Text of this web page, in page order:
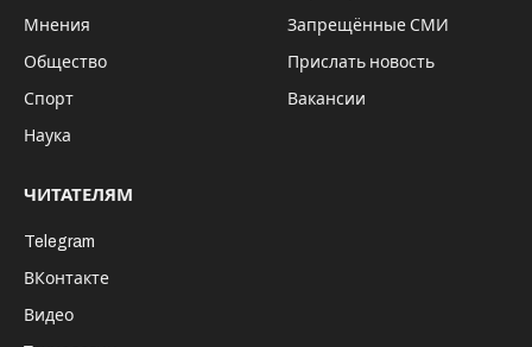
Мнения
Общество
Спорт
Наука
Запрещённые СМИ
Прислать новость
Вакансии
ЧИТАТЕЛЯМ
Telegram
ВКонтакте
Видео